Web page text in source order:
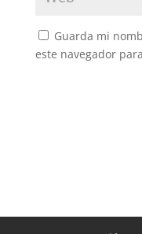
Guarda mi
este navegador